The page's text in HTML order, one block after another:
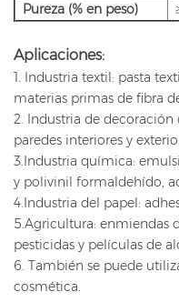
Pureza (% en peso)
Aplicaciones:
1. Industria textil: pasta
materias primas de fibra
2. Industria de
paredes interiores y
3.Industria química:
y polivinil formaldehído,
4.Industria del papel:
5.Agricultura: enmiendas
pesticidas y películas de
6. También se puede
cosmética.